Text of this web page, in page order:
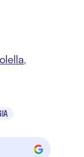
,